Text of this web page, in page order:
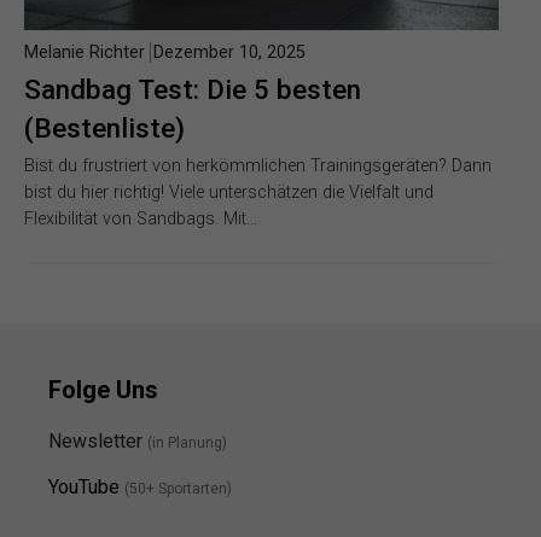
Sandbag Test: Die 5 besten
(Bestenliste)
Melanie Richter Dezember 10, 2025
Bist du frustriert von herkömmlichen Trainingsgeräten? Dann
bist du hier richtig! Viele unterschätzen die Vielfalt und
Flexibilität von Sandbags. Mit…
Folge Uns
Newsletter (in Planung)
YouTube (50+ Sportarten)